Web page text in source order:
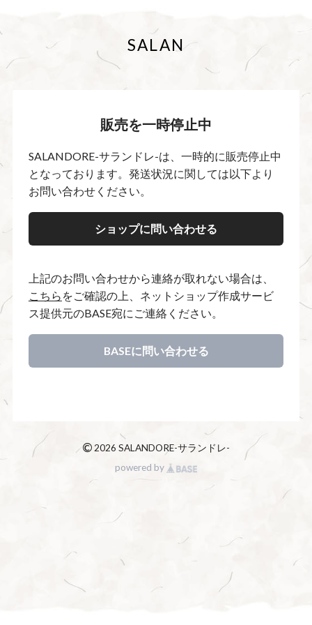
SALAN
販売を一時停止中
SALANDORE-サランドレ-は、一時的に販売停止中
となっております。発送状況に関しては以下より
お問い合わせください。
ショップに問い合わせる
上記のお問い合わせから連絡が取れない場合は、
こちら をご確認の上、ネットショップ作成サービ
ス提供元のBASE宛にご連絡ください。
BASEに問い合わせる
© 2026 SALANDORE-サランドレ-
powered by